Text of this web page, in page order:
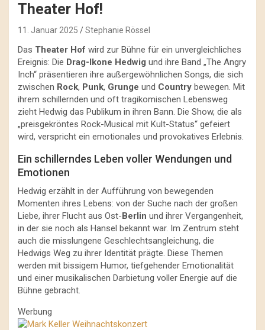
Theater Hof!
11. Januar 2025 Stephanie Rössel
Das Theater Hof wird zur Bühne für ein unvergleichliches
Ereignis: Die Drag-Ikone Hedwig und ihre Band „The Angry
Inch“ präsentieren ihre außergewöhnlichen Songs, die sich
zwischen Rock, Punk, Grunge und Country bewegen. Mit
ihrem schillernden und oft tragikomischen Lebensweg
zieht Hedwig das Publikum in ihren Bann. Die Show, die als
„preisgekröntes Rock-Musical mit Kult-Status“ gefeiert
wird, verspricht ein emotionales und provokatives Erlebnis.
Ein schillerndes Leben voller Wendungen und
Emotionen
Hedwig erzählt in der Aufführung von bewegenden
Momenten ihres Lebens: von der Suche nach der großen
Liebe, ihrer Flucht aus Ost-Berlin und ihrer Vergangenheit,
in der sie noch als Hansel bekannt war. Im Zentrum steht
auch die misslungene Geschlechtsangleichung, die
Hedwigs Weg zu ihrer Identität prägte. Diese Themen
werden mit bissigem Humor, tiefgehender Emotionalität
und einer musikalischen Darbietung voller Energie auf die
Bühne gebracht.
Werbung